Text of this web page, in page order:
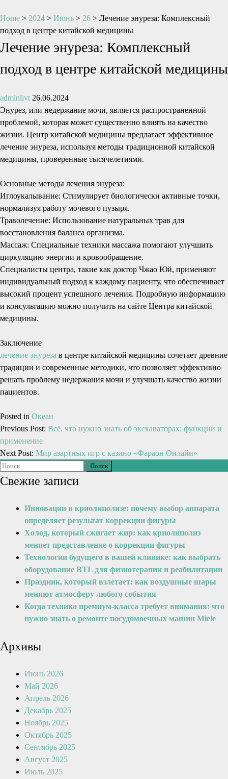
Home > 2024 > Июнь > 26 > Лечение энуреза: Комплексный
подход в центре китайской медицины
Лечение энуреза: Комплексный
подход в центре китайской медицины
adminlivt 26.06.2024
Энурез, или недержание мочи, является распространенной
проблемой, которая может существенно влиять на качество
жизни. Центр китайской медицины предлагает эффективное
лечение энуреза, используя методы традиционной китайской
медицины, проверенные тысячелетиями.
Основные методы лечения энуреза:
Иглоукалывание: Стимулирует биологически активные точки,
нормализуя работу мочевого пузыря.
Траволечение: Использование натуральных трав для
восстановления баланса организма.
Массаж: Специальные техники массажа помогают улучшить
циркуляцию энергии и кровообращение.
Специалисты центра, такие как доктор Чжао Юй, применяют
индивидуальный подход к каждому пациенту, что обеспечивает
высокий процент успешного лечения. Подробную информацию
и консультацию можно получить на сайте Центра китайской
медицины.
Заключение
лечение энуреза в центре китайской медицины сочетает древние
традиции и современные методики, что позволяет эффективно
решать проблему недержания мочи и улучшать качество жизни
пациентов.
Posted in Океан
Previous Post: Всё, что нужно знать об экскаваторах: функции и
применение
Next Post: Мир азартных игр с казино «Фараон Онлайн»
Свежие записи
Инновации в криолиполизе: почему выбор аппарата
определяет результат коррекции фигуры
Холод, который сжигает жир: как криолиполиз
меняет представление о коррекции фигуры
Технологии будущего в вашей клинике: как выбрать
оборудование BTL для физиотерапии и реабилитации
Праздник, который взлетает: как воздушные шары
меняют атмосферу любого события
Когда техника премиум-класса требует внимания: что
нужно знать о ремонте посудомоечных машин Miele
Архивы
Июнь 2026
Май 2026
Апрель 2026
Декабрь 2025
Ноябрь 2025
Октябрь 2025
Сентябрь 2025
Август 2025
Июль 2025